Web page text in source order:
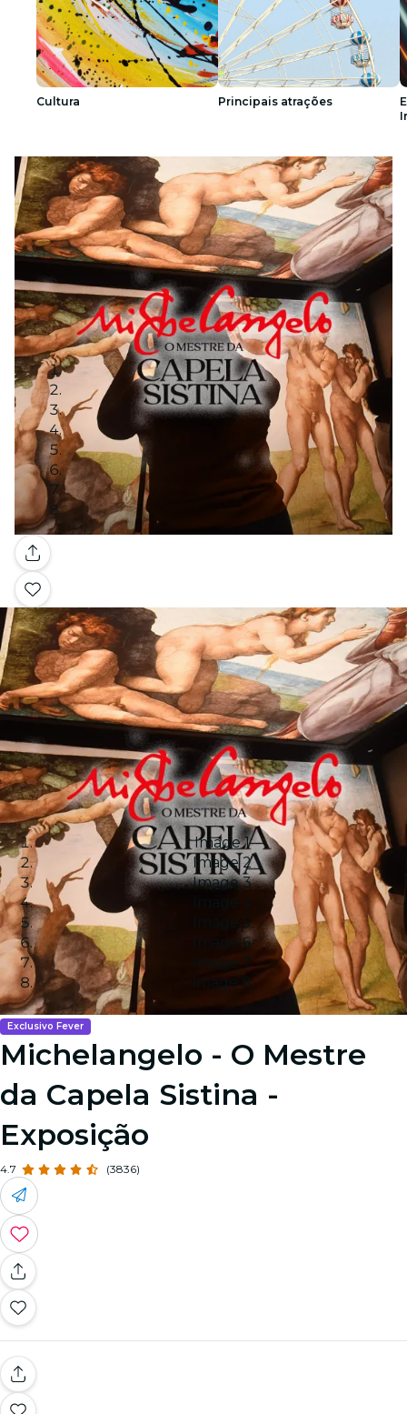
Cultura Principais atrações
Galeria
Image 1
Image 2
Image 3
Image 4
Image 5
Image 6
Image 7
Image 8
Exclusivo Fever
Michelangelo - O Mestre
da Capela Sistina -
Exposição
4.7 (3836)